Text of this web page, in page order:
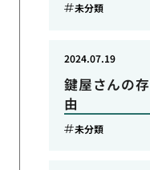
未分類
鍵屋さんの
由
2024.07.19
未分類